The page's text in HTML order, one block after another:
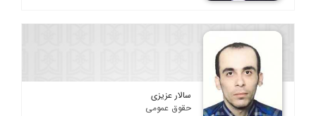
سالار عزیزی
حقوق عمومی